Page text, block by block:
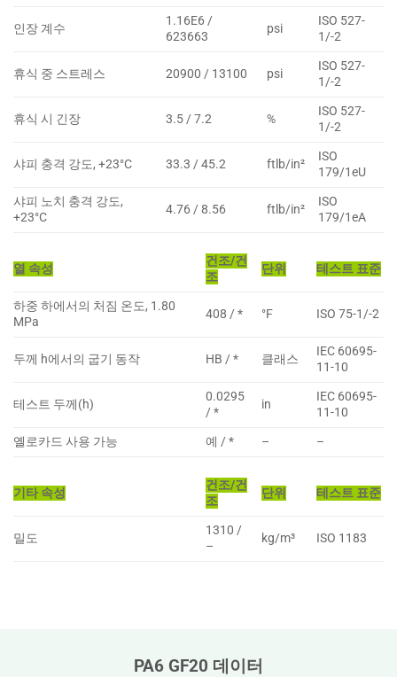
인장 계수
1.16E6 /
623663
psi
ISO 527-
1/-2
휴식 중 스트레스 20900 / 13100 psi
ISO 527-
1/-2
휴식 시 긴장 3.5 / 7.2 %
ISO 527-
1/-2
샤피 충격 강도, +23°C 33.3 / 45.2 ftlb/in²
ISO
179/1eU
샤피 노치 충격 강도,
+23°C
4.76 / 8.56 ftlb/in²
ISO
179/1eA
열 속성
건조/건
조
단위 테스트 표준
하중 하에서의 처짐 온도, 1.80
MPa
408 / * °F ISO 75-1/-2
두께 h에서의 굽기 동작 HB / * 클래스
IEC 60695-
11-10
테스트 두께(h)
0.0295
/ *
in
IEC 60695-
11-10
옐로카드 사용 가능
예 / * – –
기타 속성
건조/건
조
단위 테스트 표준
밀도
1310 /
–
kg/m³ ISO 1183
PA6 GF20 데이터